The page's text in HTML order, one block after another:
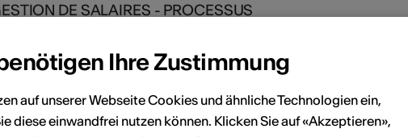
DE SALAIRES - PROCESSUS
FONDS Allégez votre charge de travail
Nos services vous permettent de vous
liées à la gestion financière et
au profit de vos créations.
et de savoir-faire, la diffusion de vos
Ihre Zustimmung
auf unserer Webseite Cookies und ähnliche Technologien ein,
diese einwandfrei nutzen können. Klicken Sie auf «Akzeptieren»,